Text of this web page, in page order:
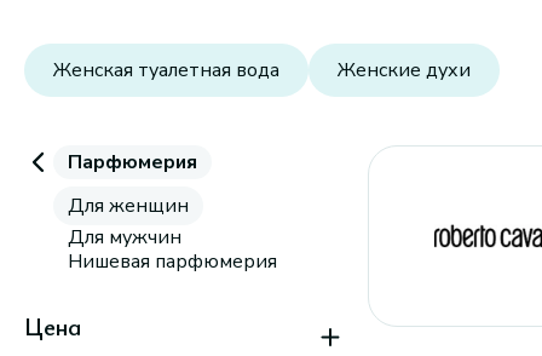
Женская туалетная вода Женские духи
Парфюмерия
Для женщин
Для мужчин
Нишевая парфюмерия
Цена